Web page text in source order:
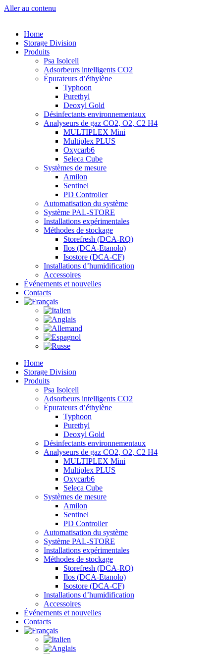
Aller au contenu
Home
Storage Division
Produits
Psa Isolcell
Adsorbeurs intelligents CO2
Épurateurs d’éthylène
Typhoon
Purethyl
Deoxyl Gold
Désinfectants environnementaux
Analyseurs de gaz CO2, O2, C2 H4
MULTIPLEX Mini
Multiplex PLUS
Oxycarb6
Seleca Cube
Systèmes de mesure
Amilon
Sentinel
PD Controller
Automatisation du système
Système PAL-STORE
Installations expérimentales
Méthodes de stockage
Storefresh (DCA-RQ)
Ilos (DCA-Etanolo)
Isostore (DCA-CF)
Installations d’humidification
Accessoires
Événements et nouvelles
Contacts
Home
Storage Division
Produits
Psa Isolcell
Adsorbeurs intelligents CO2
Épurateurs d’éthylène
Typhoon
Purethyl
Deoxyl Gold
Désinfectants environnementaux
Analyseurs de gaz CO2, O2, C2 H4
MULTIPLEX Mini
Multiplex PLUS
Oxycarb6
Seleca Cube
Systèmes de mesure
Amilon
Sentinel
PD Controller
Automatisation du système
Système PAL-STORE
Installations expérimentales
Méthodes de stockage
Storefresh (DCA-RQ)
Ilos (DCA-Etanolo)
Isostore (DCA-CF)
Installations d’humidification
Accessoires
Événements et nouvelles
Contacts